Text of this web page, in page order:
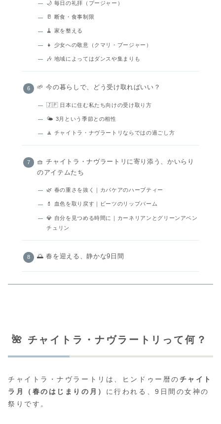
🌙 毎日の礼拝（プージャー）
🥛 断食・食事制限
🧹 家を整える
👧 少女への敬意（クマリ・プージャー）
🎶 地域によってはダンスや集まりも
🌱 今の暮らしで、どう受け取ればいい？
🇯🇵 日本に住む私たち向けの受け取り方
🌤️ 3月という季節との相性
🧘 チャイトラ・ナヴラートリならではの過ごし方
🧺 チャイトラ・ナヴラートリに寄り添う、かいらり
のアイテムたち
🌿 春の重さを抜く｜カパケアのハーブティー
💄 血色を取り戻す｜ビーツのリップバーム
💎 自分を見つめる時間に｜カーネリアンとグリーンアベン
チュリン
🌅 春を迎える、静かな9日間
🌺 チャイトラ・ナヴラートリって何？
チャイトラ・ナヴラートリは、ヒンドゥー暦のチャイト
ラ月（春のはじまりの月） に行われる、9日間の女神の
祭りです。